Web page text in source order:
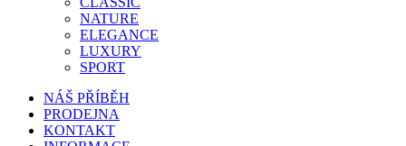
NATURE
ELEGANCE
LUXURY
SPORT
NÁŠ PŘÍBĚH
PRODEJNA
KONTAKT